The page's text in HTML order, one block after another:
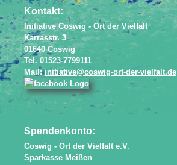
Kontakt:
Initiative Coswig - Ort der Vielfalt
Karrasstr. 3
01640 Coswig
Tel. 01523-7799111
Mail:initiative@coswig-ort-der-vielfalt.de
Spendenkonto:
Coswig - Ort der Vielfalt e.V.
Sparkasse Meißen